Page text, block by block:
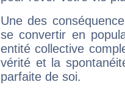
Une des
se convertir en
entité collective
vérité et la
parfaite de soi.